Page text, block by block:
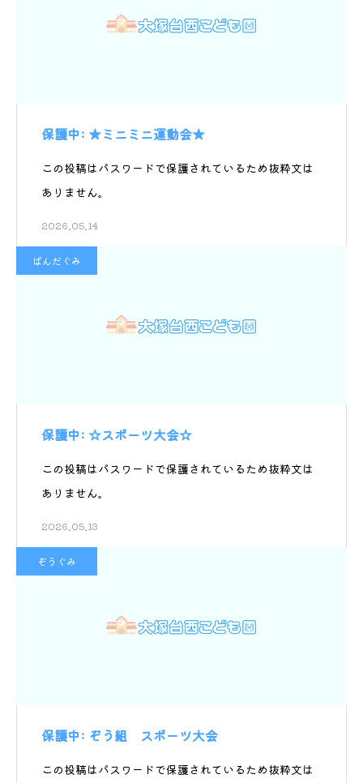
保護中: ★ミニミニ運動会★
この投稿はパスワードで保護されているため抜粋文は
ありません。
2026.05.14
ぱんだぐみ
保護中: ☆スポーツ大会☆
この投稿はパスワードで保護されているため抜粋文は
ありません。
2026.05.13
ぞうぐみ
保護中: ぞう組 スポーツ大会
この投稿はパスワードで保護されているため抜粋文は